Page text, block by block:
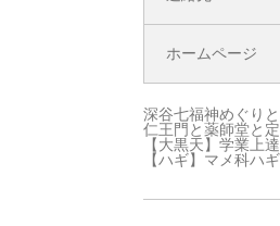
ホームページ
深谷七福神めぐり
仁王門と薬師堂と
【大黒天】学業上
【ハギ】マメ科ハ